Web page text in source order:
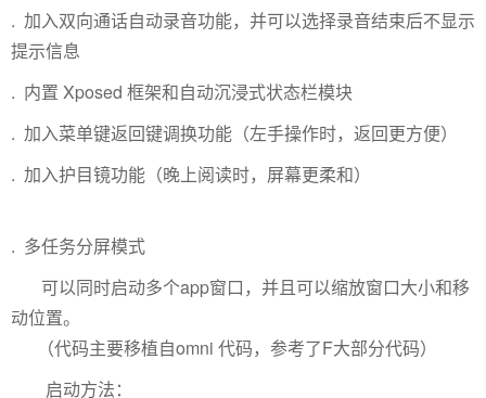
. 加入双向通话自动录音功能，并可以选择录音结束后不显示
提示信息
. 内置 Xposed 框架和自动沉浸式状态栏模块
. 加入菜单键返回键调换功能（左手操作时，返回更方便）
. 加入护目镜功能（晚上阅读时，屏幕更柔和）
. 多任务分屏模式
可以同时启动多个app窗口，并且可以缩放窗口大小和移
动位置。
（代码主要移植自omni 代码，参考了F大部分代码）
启动方法：